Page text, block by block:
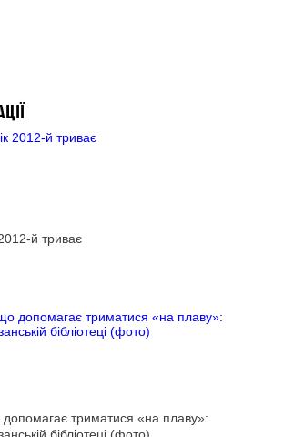
й триває
триматися «на плаву»: